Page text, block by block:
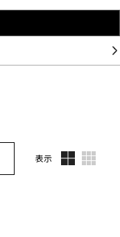
表示